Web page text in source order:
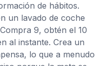
de hábitos.
un lavado de coche
9, obtén el 10
al instante. Crea un
lo que a menudo